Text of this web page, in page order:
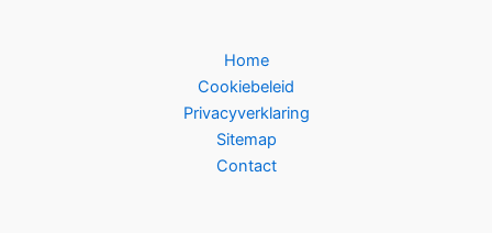
Home
Cookiebeleid
Privacyverklaring
Sitemap
Contact